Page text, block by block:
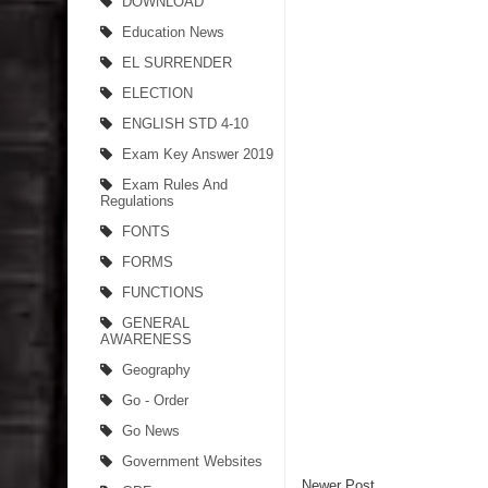
Education News
EL SURRENDER
ELECTION
ENGLISH STD 4-10
Exam Key Answer 2019
Exam Rules And
Regulations
FONTS
FORMS
FUNCTIONS
GENERAL
AWARENESS
Geography
Go - Order
Go News
Government Websites